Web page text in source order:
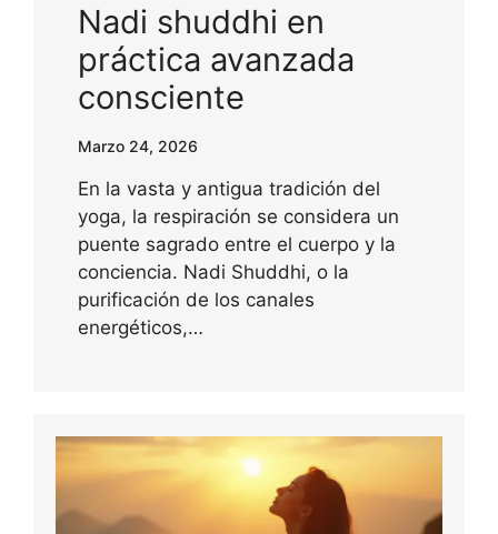
Nadi shuddhi en
práctica avanzada
consciente
Marzo 24, 2026
En la vasta y antigua tradición del
yoga, la respiración se considera un
puente sagrado entre el cuerpo y la
conciencia. Nadi Shuddhi, o la
purificación de los canales
energéticos,…